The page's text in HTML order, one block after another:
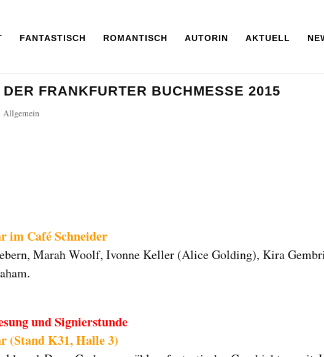
FANTASTISCH ROMANTISCH AUTORIN AKTUELL
FRANKFURTER BUCHMESSE 2015
|Allgemein
im Café Schneider
Marah Woolf, Ivonne Keller (Alice Golding), Kira
und Signierstunde
(Stand K31, Halle 3)